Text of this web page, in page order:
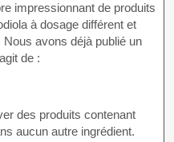
impressionnant de produits
à dosage différent et
avons déjà publié un
de :
des produits contenant
aucun autre ingrédient.